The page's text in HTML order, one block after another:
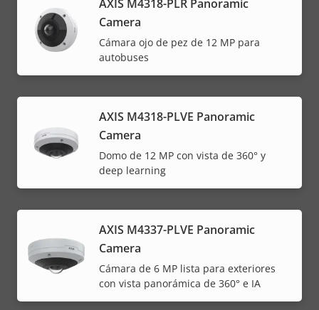
AXIS M4318-PLR Panoramic
Camera
Cámara ojo de pez de 12 MP para
autobuses
AXIS M4318-PLVE Panoramic
Camera
Domo de 12 MP con vista de 360° y
deep learning
AXIS M4337-PLVE Panoramic
Camera
Cámara de 6 MP lista para exteriores
con vista panorámica de 360° e IA